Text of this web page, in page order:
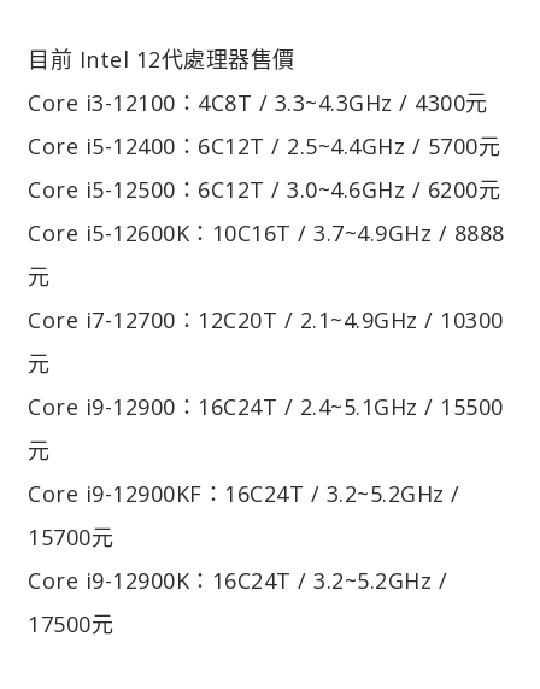
目前 Intel 12代處理器售價
Core i3-12100：4C8T / 3.3~4.3GHz / 4300元
Core i5-12400：6C12T / 2.5~4.4GHz / 5700元
Core i5-12500：6C12T / 3.0~4.6GHz / 6200元
Core i5-12600K：10C16T / 3.7~4.9GHz / 8888
元
Core i7-12700：12C20T / 2.1~4.9GHz / 10300
元
Core i9-12900：16C24T / 2.4~5.1GHz / 15500
元
Core i9-12900KF：16C24T / 3.2~5.2GHz /
15700元
Core i9-12900K：16C24T / 3.2~5.2GHz /
17500元